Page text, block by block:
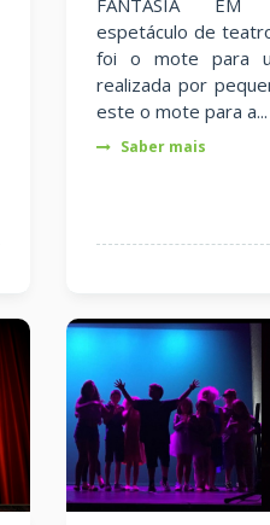
FANTASIA EM
espetáculo de
foi o mote para
realizada por
este o mote para a...
Saber mais